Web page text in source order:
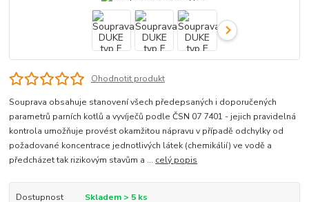
Ohodnotit produkt
Souprava obsahuje stanovení všech předepsaných i doporučených
parametrů parních kotlů a vyvíječů podle ČSN 07 7401 - jejich pravidelná
kontrola umožňuje provést okamžitou nápravu v případě odchylky od
požadované koncentrace jednotlivých látek (chemikálií) ve vodě a
předcházet tak rizikovým stavům a ... celý popis
Dostupnost
Skladem > 5 ks